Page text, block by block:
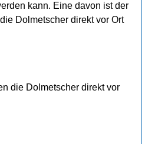
kann. Eine davon ist der
Dolmetscher direkt vor Ort
die Dolmetscher direkt vor